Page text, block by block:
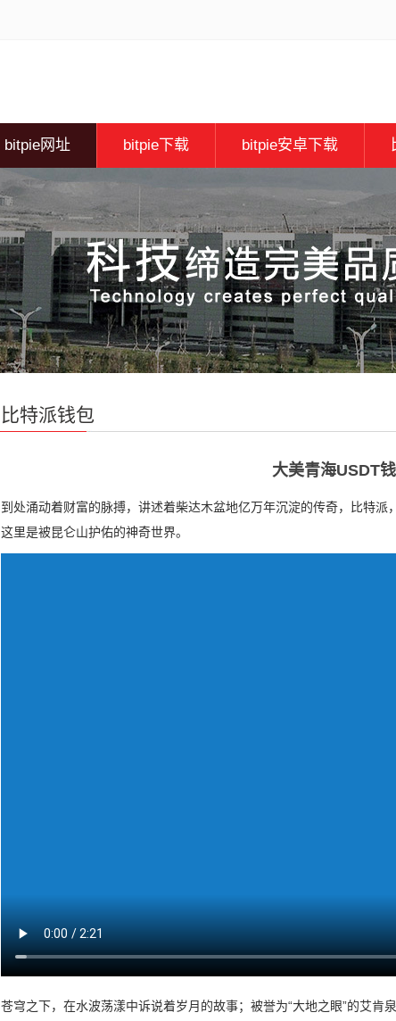
bitpie网址 bitpie下载 bitpie安卓下载
比特派钱包
大美青海USDT
到处涌动着财富的脉搏，讲述着柴达木盆地亿万年沉淀的传奇，比特
这里是被昆仑山护佑的神奇世界。
苍穹之下，在水波荡漾中诉说着岁月的故事；被誉为“大地之眼”的艾肯